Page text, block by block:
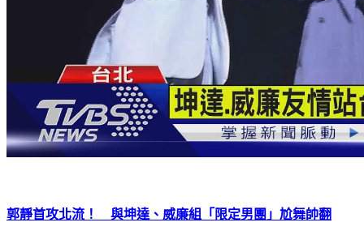
郭靜首攻北流！ 與坤達、威廉組「限定男團」尬舞帥翻